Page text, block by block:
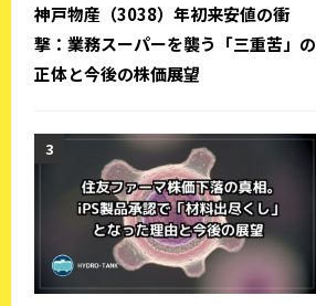
神戸物産（3038）年初来安値の衝
撃：業務スーパーを襲う「三重苦」の
正体と今後の株価展望